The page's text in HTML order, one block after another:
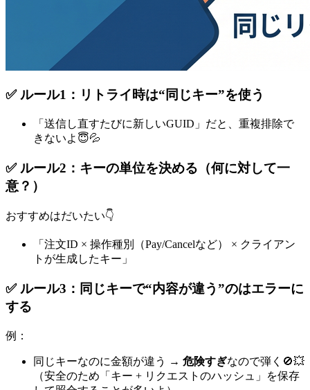
✅ ルール1： リトライ時は“同じキー”を使う
「送信し直すたびに新しいGUID」だと、重複排除で
きないよ😇💦
✅ ルール2：キーの単位を決める（何に対して一
意？）
おすすめはだいたい👇
「注文ID × 操作種別（Pay/Cancelなど） × クライアン
トが生成したキー」
✅ ルール3：同じキーで“内容が違う”のはエラーに
する
例：
同じキーなのに金額が違う → 危険すぎなので弾く🚫💥
（安全のため「キー + リクエストのハッシュ」を保存